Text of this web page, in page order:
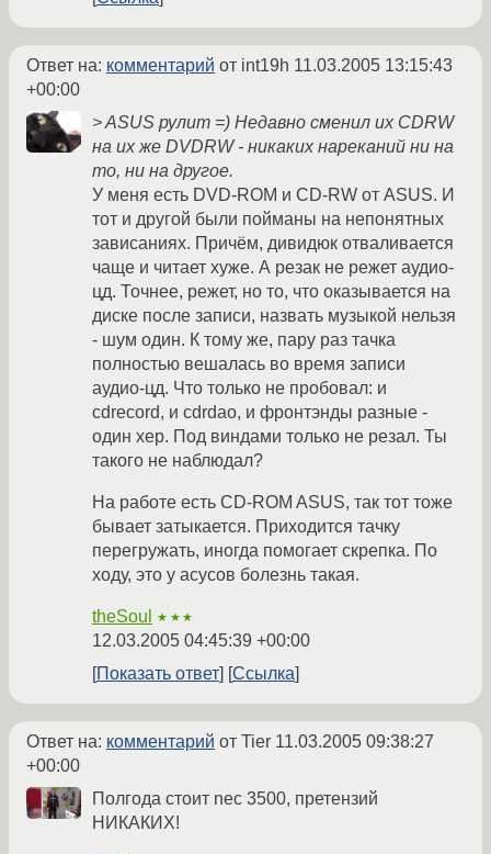
Ответ на: комментарий от int19h 11.03.2005 13:15:43
+00:00
> ASUS рулит =) Недавно сменил их CDRW
на их же DVDRW - никаких нареканий ни на
то, ни на другое.
У меня есть DVD-ROM и CD-RW от ASUS. И
тот и другой были пойманы на непонятных
зависаниях. Причём, дивидюк отваливается
чаще и читает хуже. А резак не режет аудио-
цд. Точнее, режет, но то, что оказывается на
диске после записи, назвать музыкой нельзя
- шум один. К тому же, пару раз тачка
полностью вешалась во время записи
аудио-цд. Что только не пробовал: и
cdrecord, и cdrdao, и фронтэнды разные -
один хер. Под виндами только не резал. Ты
такого не наблюдал?
На работе есть CD-ROM ASUS, так тот тоже
бывает затыкается. Приходится тачку
перегружать, иногда помогает скрепка. По
ходу, это у асусов болезнь такая.
theSoul ★★★
12.03.2005 04:45:39 +00:00
Показать ответ
Ссылка
Ответ на: комментарий от Tier 11.03.2005 09:38:27
+00:00
Полгода стоит nec 3500, претензий
НИКАКИХ!